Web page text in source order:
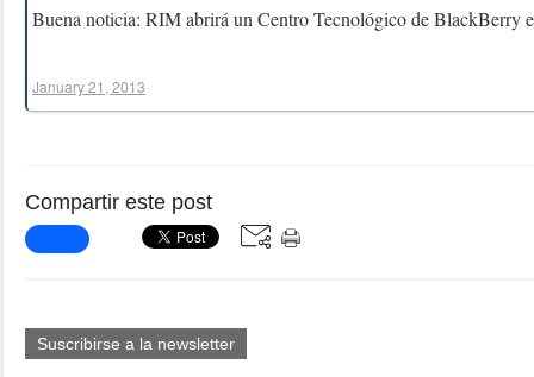
Buena noticia: RIM abrirá un Centro Tecnológico de BlackBerry
January 21, 2013
Compartir este post
Suscribirse a la newsletter